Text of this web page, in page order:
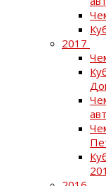
2017